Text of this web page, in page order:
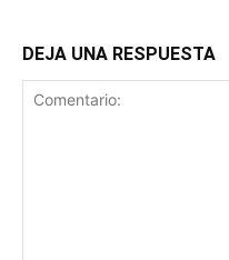
DEJA UNA RESPUESTA